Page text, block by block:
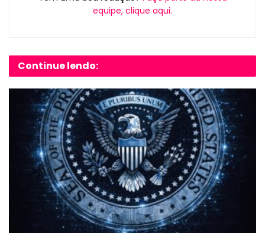
equipe, clique aqui.
Continue lendo: